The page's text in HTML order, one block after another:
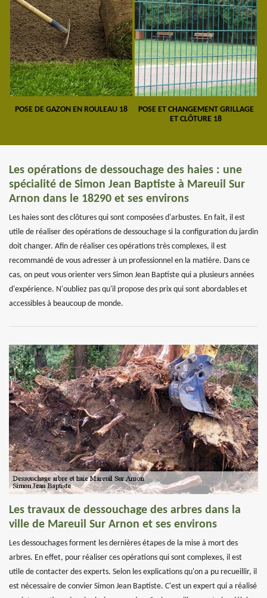
POSE DE GAZON EN ROULEAU 18
POSE ET CHANGEMENT GRILLAGE
ET CLÔTURE 18
Les opérations de dessouchage des haies : une
spécialité de Simon Jean Baptiste à Mareuil Sur
Arnon dans le 18290 et ses environs
Les haies sont des clôtures qui sont composées d'arbustes. En fait, il est
utile de réaliser des opérations de dessouchage si la configuration du jardin
doit changer. Afin de réaliser ces opérations très complexes, il est
recommandé de vous adresser à un professionnel en la matière. Dans ce
cas, on peut vous orienter vers Simon Jean Baptiste qui a plusieurs années
d'expérience. N'oubliez pas qu'il propose des prix qui sont abordables et
accessibles à beaucoup de monde.
Les travaux de dessouchage des arbres dans la
ville de Mareuil Sur Arnon et ses environs
Les dessouchages forment les dernières étapes de la mise à mort des
arbres. En effet, pour réaliser ces opérations qui sont complexes, il est
utile de contacter des experts. Selon les explications qu'on a pu recueillir, il
est nécessaire de convier Simon Jean Baptiste. C'est un expert qui a réalisé